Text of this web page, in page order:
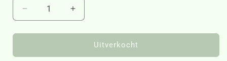
Aantal
verlagen
voor
Rattan
Aantal
verhogen
voor
Rustic
Rattan
Uitverkocht